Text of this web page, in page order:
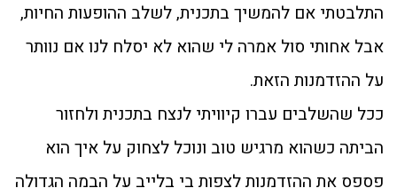
התלבטתי אם להמשיך בתכנית, לשלב ההופעות החיות,
אבל אחותי סול אמרה לי שהוא לא יסלח לנו אם נוותר
על ההזדמנות הזאת.
ככל שהשלבים עברו קיוויתי לנצח בתכנית ולחזור
הביתה כשהוא מרגיש טוב ונוכל לצחוק על איך הוא
פספס את ההזדמנות לצפות בי בלייב על הבמה הגדולה